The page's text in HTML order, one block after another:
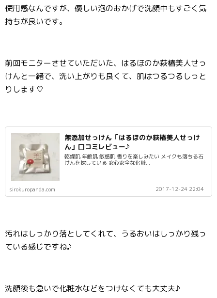
使用感なんですが、優しい泡のおかげで洗顔中もすごく気
持ちが良いです。
前回モニターさせていただいた、はるほのか萩椿美人せっ
けんと一緒で、洗い上がりも良くて、肌はつるつるしっと
りします♡
無添加せっけん「はるほのか萩椿美人せっけ
ん」口コミレビュー♪
乾燥肌 年齢肌 敏感肌 香りを楽しみたい メイクも落ちる石
けんを探している 安心安全な化粧...
sirokuropanda.com 2017-12-24 22:04
汚れはしっかり落としてくれて、うるおいはしっかり残っ
ている感じですね♪
洗顔後も急いで化粧水などをつけなくても大丈夫♪